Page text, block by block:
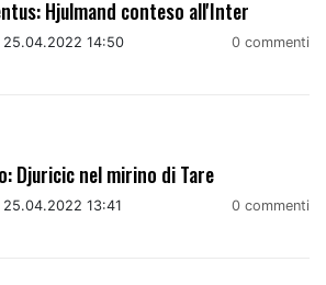
Hjulmand conteso all'Inter
25.04.2022 14:50 0 commenti
Djuricic nel mirino di Tare
25.04.2022 13:41 0 commenti